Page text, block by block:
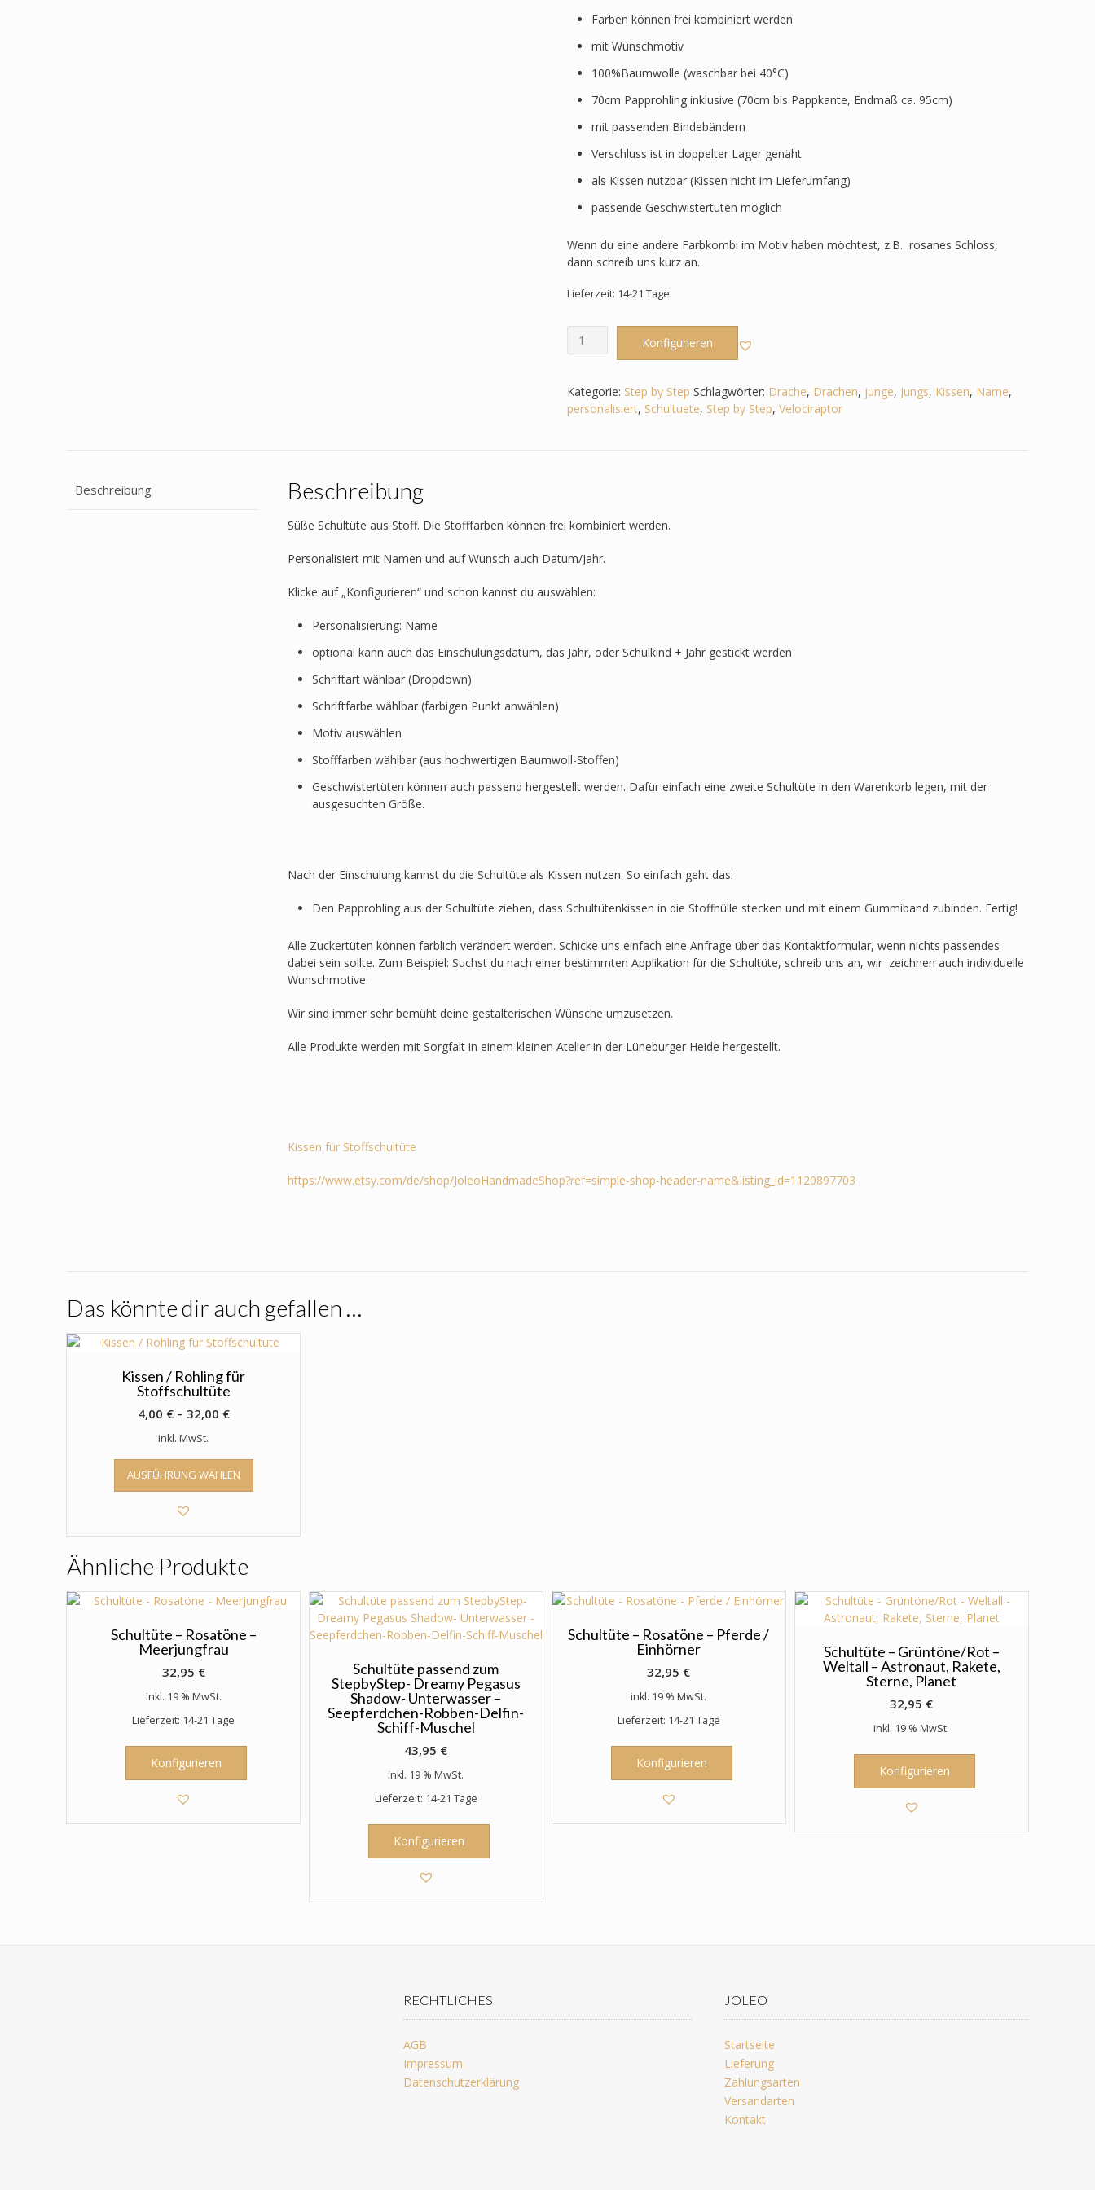
Farben können frei kombiniert werden
mit Wunschmotiv
100%Baumwolle (waschbar bei 40°C)
70cm Papprohling inklusive (70cm bis Pappkante, Endmaß ca. 95cm)
mit passenden Bindebändern
Verschluss ist in doppelter Lager genäht
als Kissen nutzbar (Kissen nicht im Lieferumfang)
passende Geschwistertüten möglich
Wenn du eine andere Farbkombi im Motiv haben möchtest, z.B. rosanes Schloss,
dann schreib uns kurz an.
Lieferzeit: 14-21 Tage
Schultüte
Step
Step
Feuerspuckend
Konfigurieren
Kategorie: Step by Step Schlagwörter: Drache, Drachen, junge, Jungs, Kissen, Name,
personalisiert, Schultuete, Step by Step, Velociraptor
Beschreibung Beschreibung
Süße Schultüte aus Stoff. Die Stofffarben können frei kombiniert werden.
Personalisiert mit Namen und auf Wunsch auch Datum/Jahr.
Klicke auf „Konfigurieren“ und schon kannst du auswählen:
Personalisierung: Name
optional kann auch das Einschulungsdatum, das Jahr, oder Schulkind + Jahr gestickt werden
Schriftart wählbar (Dropdown)
Schriftfarbe wählbar (farbigen Punkt anwählen)
Motiv auswählen
Stofffarben wählbar (aus hochwertigen Baumwoll-Stoffen)
Geschwistertüten können auch passend hergestellt werden. Dafür einfach eine zweite Schultüte in den Warenkorb legen, mit der
ausgesuchten Größe.
Nach der Einschulung kannst du die Schultüte als Kissen nutzen. So einfach geht das:
Den Papprohling aus der Schultüte ziehen, dass Schultütenkissen in die Stoffhülle stecken und mit einem Gummiband zubinden. Fertig!
Alle Zuckertüten können farblich verändert werden. Schicke uns einfach eine Anfrage über das Kontaktformular, wenn nichts passendes
dabei sein sollte. Zum Beispiel: Suchst du nach einer bestimmten Applikation für die Schultüte, schreib uns an, wir zeichnen auch individuelle
Wunschmotive.
Wir sind immer sehr bemüht deine gestalterischen Wünsche umzusetzen.
Alle Produkte werden mit Sorgfalt in einem kleinen Atelier in der Lüneburger Heide hergestellt.
Kissen für Stoffschultüte
https://www.etsy.com/de/shop/JoleoHandmadeShop?ref=simple-shop-header-name&listing_id=1120897703
Das könnte dir auch gefallen …
Kissen / Rohling für
Stoffschultüte
4,00 €– 32,00 €
inkl. MwSt.
AUSFÜHRUNG WÄHLEN
Dieses
weist
können
der
Ähnliche Produkte
Schultüte – Rosatöne –
Meerjungfrau
32,95 €
inkl. 19 % MwSt.
Lieferzeit: 14-21 Tage
Konfigurieren
Schultüte passend zum
StepbyStep- Dreamy Pegasus
Shadow- Unterwasser –
Seepferdchen-Robben-Delfin-
Schiff-Muschel
43,95 €
inkl. 19 % MwSt.
Lieferzeit: 14-21 Tage
Konfigurieren
Schultüte – Rosatöne – Pferde /
Einhörner
32,95 €
inkl. 19 % MwSt.
Lieferzeit: 14-21 Tage
Konfigurieren
Schultüte – Grüntöne/Rot –
Weltall – Astronaut, Rakete,
Sterne, Planet
32,95 €
inkl. 19 % MwSt.
Konfigurieren
RECHTLICHES
AGB
Impressum
Datenschutzerklärung
JOLEO
Startseite
Lieferung
Zahlungsarten
Versandarten
Kontakt